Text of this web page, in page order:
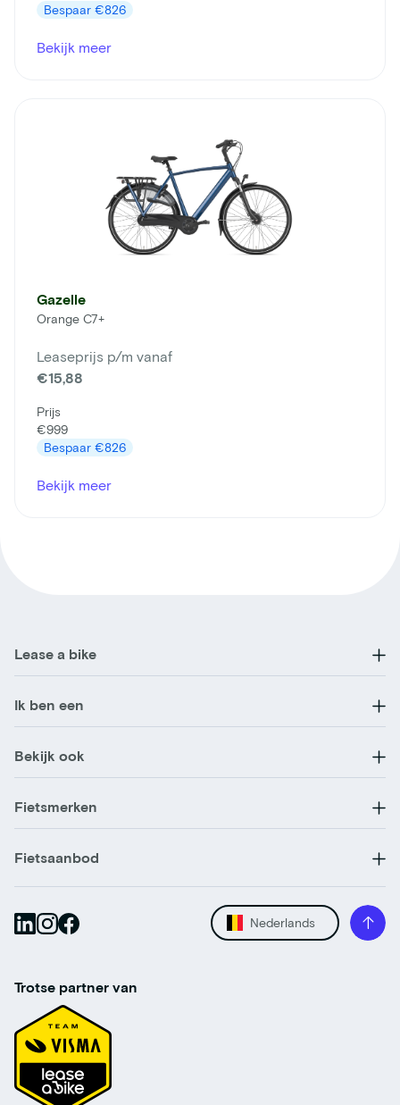
Bespaar €826
Bekijk meer
Gazelle
Orange C7+
Leaseprijs p/m vanaf
€15,88
Prijs
€999
Bespaar €826
Bekijk meer
Lease a bike
Ik ben een
Bekijk ook
Fietsmerken
Fietsaanbod
Nederlands
Trotse partner van